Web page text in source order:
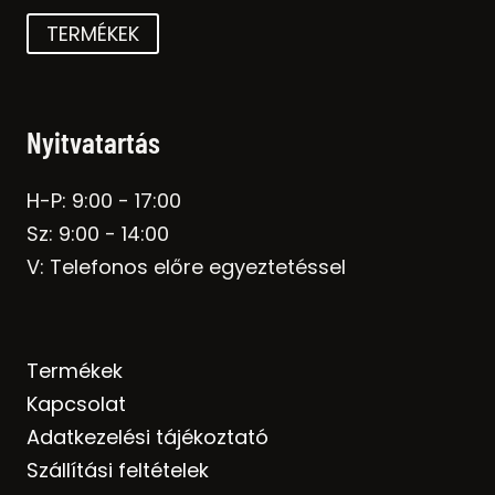
TERMÉKEK
Nyitvatartás
H-P: 9:00 - 17:00
Sz: 9:00 - 14:00
V: Telefonos előre egyeztetéssel
Termékek
Kapcsolat
Adatkezelési tájékoztató
Szállítási feltételek